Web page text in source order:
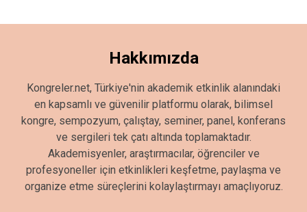
Hakkımızda
Kongreler.net, Türkiye'nin akademik etkinlik alanındaki
en kapsamlı ve güvenilir platformu olarak, bilimsel
kongre, sempozyum, çalıştay, seminer, panel, konferans
ve sergileri tek çatı altında toplamaktadır.
Akademisyenler, araştırmacılar, öğrenciler ve
profesyoneller için etkinlikleri keşfetme, paylaşma ve
organize etme süreçlerini kolaylaştırmayı amaçlıyoruz.